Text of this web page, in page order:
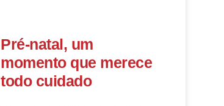
Pré-natal, um
momento que merece
todo cuidado